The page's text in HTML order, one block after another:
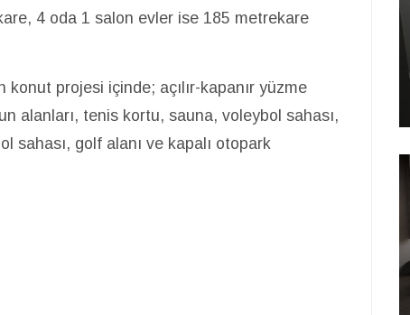
4 oda 1 salon evler ise 185 metrekare
konut projesi içinde; açılır-kapanır yüzme
alanları, tenis kortu, sauna, voleybol sahası,
sahası, golf alanı ve kapalı otopark